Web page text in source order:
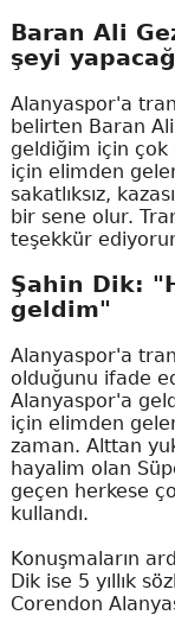
Baran Ali
şeyi
Alanyaspor'a
belirten Baran
geldiğim için çok
için elimden
sakatlıksız,
bir sene olur.
teşekkür
Şahin Dik:
geldim"
Alanyaspor'a
olduğunu ifade
Alanyaspor'a
için elimden
zaman. Alttan
hayalim olan
geçen herkese
kullandı.
Konuşmaların
Dik ise 5 yıllık
Corendon